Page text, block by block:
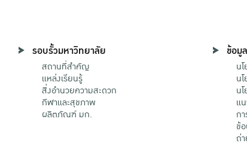
รอบรั้วมหาวิทยาลัย
สถานที่สำคัญ
แหล่งเรียนรู้
สิ่งอำนวยความสะดวก
กีฬาและสุขภาพ
ผลิตภัณฑ์ มก.
ข้อมู
น
น
น
แ
ก
ข้
ถ่